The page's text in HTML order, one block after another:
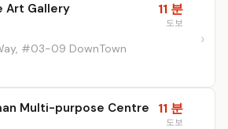
Art Gallery
#03-09 DownTown
11 분
도보
Multi-purpose Centre 11 분
도보